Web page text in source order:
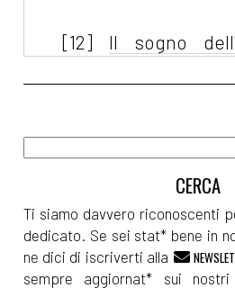
[12] Il sogno
Sognando la
Silvia Pattarini:
[06]Nucleo
Nicolò Maniscalco:
Ti siamo davvero riconoscenti
dedicato. Se sei stat* bene in
ne dici di iscriverti alla
sempre aggiornat* sui nostri